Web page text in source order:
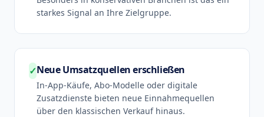
starkes Signal an Ihre Zielgruppe.
✓Neue Umsatzquellen erschließen
In-App-Käufe, Abo-Modelle oder digitale
Zusatzdienste bieten neue Einnahmequellen
über den klassischen Verkauf hinaus.